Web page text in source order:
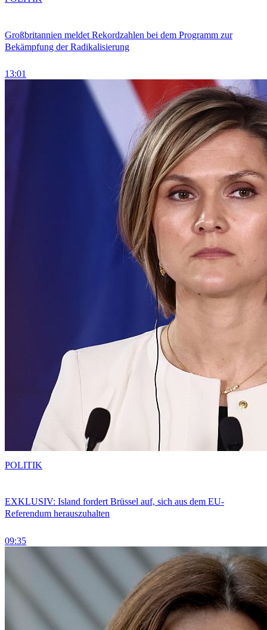
Großbritannien meldet Rekordzahlen bei dem Programm zur
Bekämpfung der Radikalisierung
13:01
EXKLUSIV: Island fordert Brüssel auf, sich aus dem EU-
Referendum herauszuhalten
09:35
POLITIK